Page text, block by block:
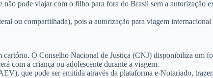
não pode viajar com o filho para fora do Brasil sem a autorização
ou compartilhada), pois a autorização para viagem internacional
O Conselho Nacional de Justiça (CNJ) disponibiliza um
com a criança ou adolescente durante a viagem.
, que pode ser emitida através da plataforma e-Notariado,